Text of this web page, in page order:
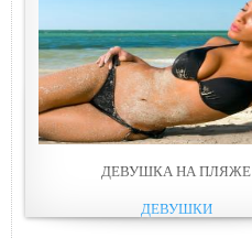
ДЕВУШКА НА ПЛЯЖЕ
ДЕВУШКИ